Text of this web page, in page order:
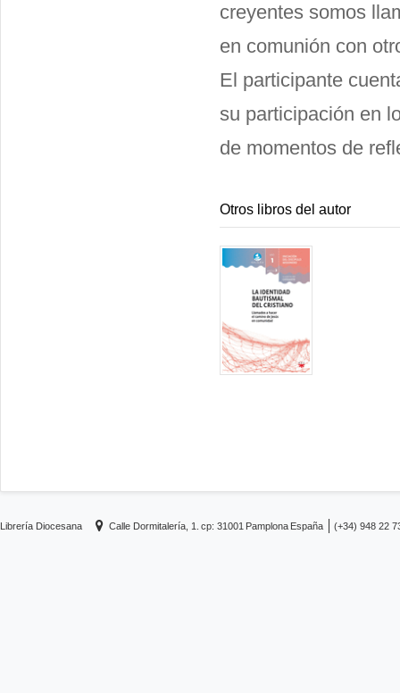
creyentes somos
en comunión con
El participante
su participación en
de momentos de
Otros libros del autor
Librería Diocesana Calle Dormitalería, 1. cp: 31001 Pamplona España (+34) 948 22